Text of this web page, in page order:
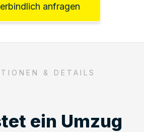
anfragen
& DETAILS
ein Umzug